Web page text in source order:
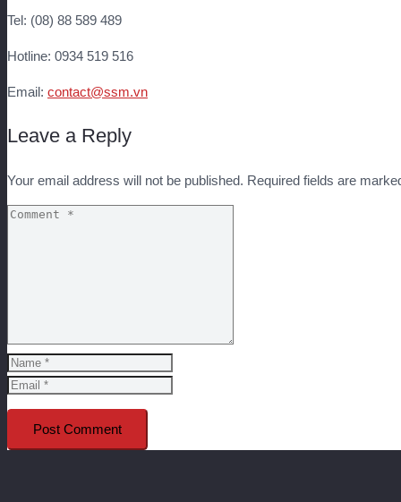
Tel: (08) 88 589 489
Hotline: 0934 519 516
Email: contact@ssm.vn
Leave a Reply
Your email address will not be published. Required fields are
Post Comment